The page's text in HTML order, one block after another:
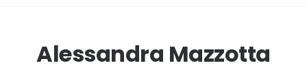
Alessandra Mazzotta